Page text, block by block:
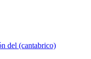
del (cantabrico)